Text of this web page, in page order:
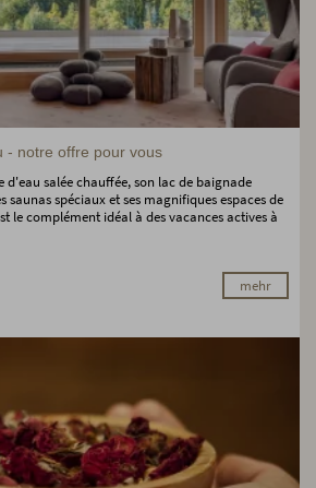
- notre offre pour vous
d'eau salée chauffée, son lac de baignade
saunas spéciaux et ses magnifiques espaces de
le complément idéal à des vacances actives à
mehr